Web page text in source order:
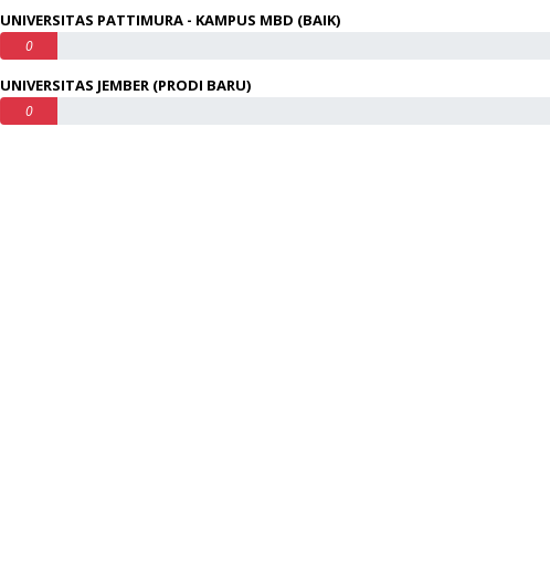
UNIVERSITAS PATTIMURA - KAMPUS MBD (BAIK)
0
UNIVERSITAS JEMBER (PRODI BARU)
0